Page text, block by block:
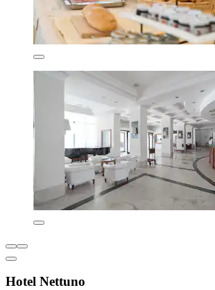
Hotel Nettuno